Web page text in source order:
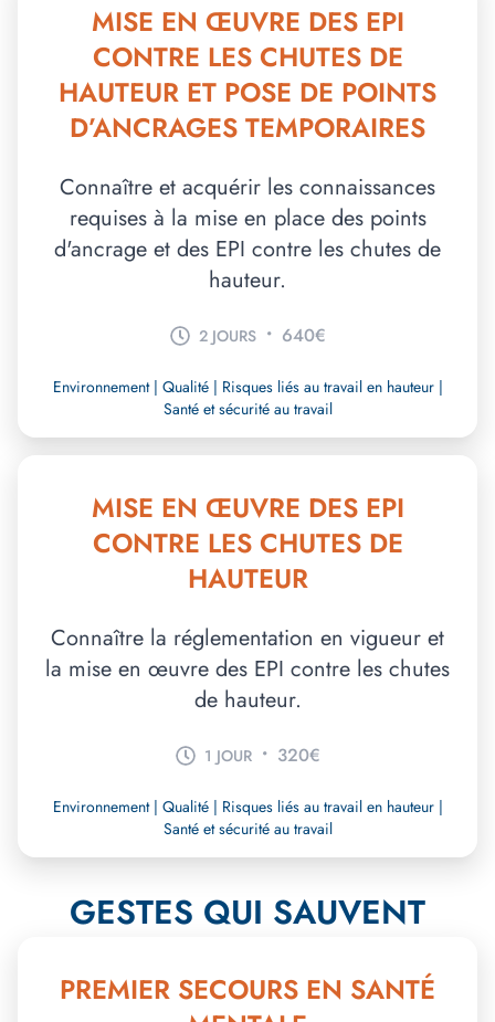
MISE EN ŒUVRE DES EPI
CONTRE LES CHUTES DE
HAUTEUR ET POSE DE POINTS
D’ANCRAGES TEMPORAIRES
Connaître et acquérir les connaissances
requises à la mise en place des points
d'ancrage et des EPI contre les chutes de
hauteur.
2 JOURS • 640€
Environnement | Qualité | Risques liés au travail en hauteur |
Santé et sécurité au travail
MISE EN ŒUVRE DES EPI
CONTRE LES CHUTES DE
HAUTEUR
Connaître la réglementation en vigueur et
la mise en œuvre des EPI contre les chutes
de hauteur.
1 JOUR • 320€
Environnement | Qualité | Risques liés au travail en hauteur |
Santé et sécurité au travail
GESTES QUI SAUVENT
PREMIER SECOURS EN SANTÉ